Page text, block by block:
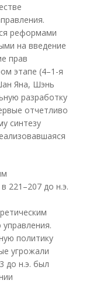
реформами
на введение
прав
этапе (4–1-я
Яна, Шэнь
разработку
отчетливо
синтезу
221–207 до н.э.
политику
угрожали
до н.э. был